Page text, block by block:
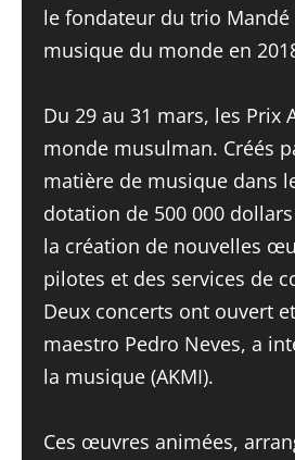
le fondateur du trio Mandé
musique du monde en
Du 29 au 31 mars, les
monde musulman. Créés
matière de musique dans
dotation de 500 000
la création de nouvelles
pilotes et des services de
Deux concerts ont ouvert
maestro Pedro Neves, a
la musique (AKMI).
Ces œuvres animées,